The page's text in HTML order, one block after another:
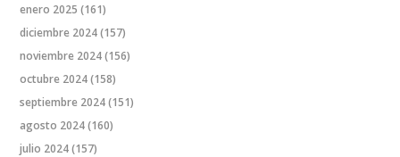
enero 2025 (161)
diciembre 2024(157)
noviembre 2024(156)
octubre 2024(158)
septiembre 2024(151)
agosto 2024(160)
julio 2024(157)